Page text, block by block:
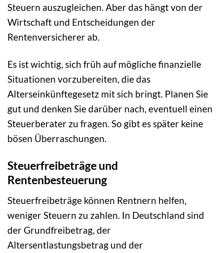
Steuern auszugleichen. Aber das hängt von der
Wirtschaft und Entscheidungen der
Rentenversicherer ab.
Es ist wichtig, sich früh auf mögliche finanzielle
Situationen vorzubereiten, die das
Alterseinkünftegesetz mit sich bringt. Planen Sie
gut und denken Sie darüber nach, eventuell einen
Steuerberater zu fragen. So gibt es später keine
bösen Überraschungen.
Steuerfreibeträge und
Rentenbesteuerung
Steuerfreibeträge können Rentnern helfen,
weniger Steuern zu zahlen. In Deutschland sind
der Grundfreibetrag, der
Altersentlastungsbetrag und der